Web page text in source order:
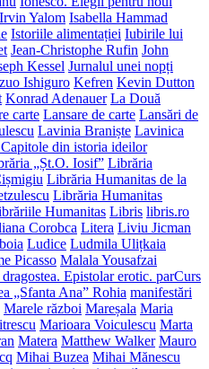
Irvin Yalom Isabella Hammad
Istoriile alimentației Iubirile lui
Jean-Christophe Rufin John
Kessel Jurnalul unei nopți
Ishiguro Kefren Kevin Dutton
Konrad Adenauer La Două
carte Lansare de carte Lansări de
Lavinia Braniște Lavinica
din istoria ideilor
„Șt.O. Iosif” Librăria
Librăria Humanitas de la
Librăria Humanitas
Humanitas Libris libris.ro
Corobca Litera Liviu Jicman
Ludice Ludmila Ulițkaia
Picasso Malala Yousafzai
Epistolar erotic. parCurs
„Sfanta Ana” Rohia manifestări
Marele război Mareșala Maria
Marioara Voiculescu Marta
Matera Matthew Walker Mauro
Mihai Buzea Mihai Mănescu